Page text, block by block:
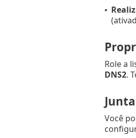
•
Role a
DNS2.
Você